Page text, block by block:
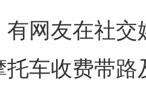
友在社交
托车收费带